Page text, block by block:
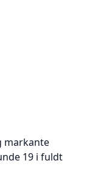
markante
19 i fuldt